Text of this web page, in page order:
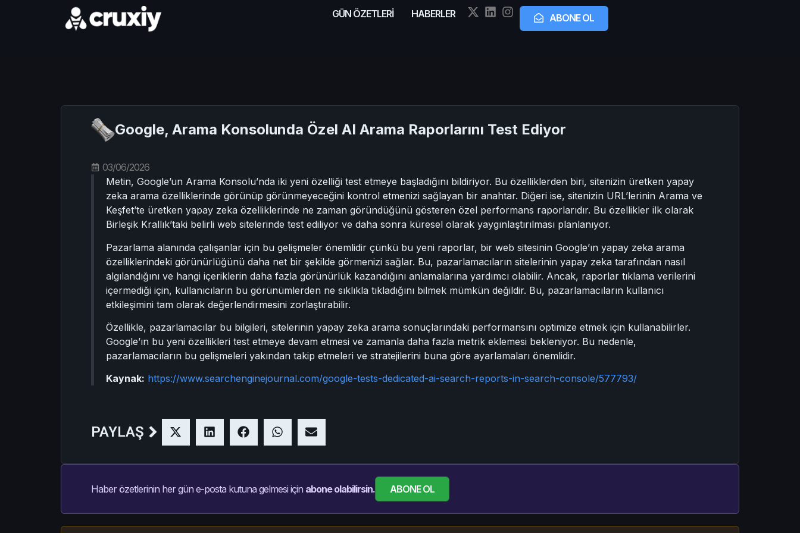
GÜN ÖZETLERİ HABERLER ABONE OL
Google, Arama Konsolunda Özel AI Arama Raporlarını Test Ediyor
03/06/2026
Metin, Google’un Arama Konsolu’nda iki yeni özelliği test etmeye başladığını bildiriyor. Bu özelliklerden biri, sitenizin üretken yapay
zeka arama özelliklerinde görünüp görünmeyeceğini kontrol etmenizi sağlayan bir anahtar. Diğeri ise, sitenizin URL’lerinin Arama ve
Keşfet’te üretken yapay zeka özelliklerinde ne zaman göründüğünü gösteren özel performans raporlarıdır. Bu özellikler ilk olarak
Birleşik Krallık’taki belirli web sitelerinde test ediliyor ve daha sonra küresel olarak yaygınlaştırılması planlanıyor.
Pazarlama alanında çalışanlar için bu gelişmeler önemlidir çünkü bu yeni raporlar, bir web sitesinin Google’ın yapay zeka arama
özelliklerindeki görünürlüğünü daha net bir şekilde görmenizi sağlar. Bu, pazarlamacıların sitelerinin yapay zeka tarafından nasıl
algılandığını ve hangi içeriklerin daha fazla görünürlük kazandığını anlamalarına yardımcı olabilir. Ancak, raporlar tıklama verilerini
içermediği için, kullanıcıların bu görünümlerden ne sıklıkla tıkladığını bilmek mümkün değildir. Bu, pazarlamacıların kullanıcı
etkileşimini tam olarak değerlendirmesini zorlaştırabilir.
Özellikle, pazarlamacılar bu bilgileri, sitelerinin yapay zeka arama sonuçlarındaki performansını optimize etmek için kullanabilirler.
Google’ın bu yeni özellikleri test etmeye devam etmesi ve zamanla daha fazla metrik eklemesi bekleniyor. Bu nedenle,
pazarlamacıların bu gelişmeleri yakından takip etmeleri ve stratejilerini buna göre ayarlamaları önemlidir.
Kaynak: https://www.searchenginejournal.com/google-tests-dedicated-ai-search-reports-in-search-console/577793/
PAYLAŞ
Haber özetlerinin her gün e-posta kutuna gelmesi için abone olabilirsin. ABONE OL